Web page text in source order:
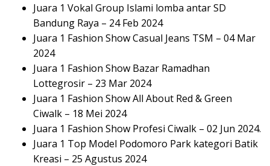
Juara 1 Vokal Group Islami lomba antar SD
Bandung Raya – 24 Feb 2024
Juara 1 Fashion Show Casual Jeans TSM – 04 Mar
2024
Juara 1 Fashion Show Bazar Ramadhan
Lottegrosir – 23 Mar 2024
Juara 1 Fashion Show All About Red & Green
Ciwalk – 18 Mei 2024
Juara 1 Fashion Show Profesi Ciwalk – 02 Jun 2024.
Juara 1 Top Model Podomoro Park kategori Batik
Kreasi – 25 Agustus 2024